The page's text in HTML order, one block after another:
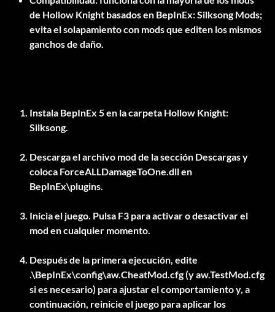
de Hollow Knight basados en BepInEx: Silksong Mods;
evita el solapamiento con mods que editen los mismos
ganchos de daño.
Instala BepInEx 5 en la carpeta Hollow Knight:
Silksong.
Descarga el archivo mod de la sección Descargas y
coloca ForceALLDamageToOne.dllen
BepInEx\plugins.
Inicia el juego. Pulsa F3 para activar o desactivar el
mod en cualquier momento.
Después de la primera ejecución, edite
.\BepInEx\config\aw.CheatMod.cfg(yaw.TestMod.cfg
si es necesario) para ajustar el comportamiento y, a
continuación, reinicie el juego para aplicar los